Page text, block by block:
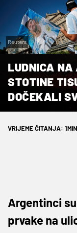
Reuters
LUDNICA NA
STOTINE
DOČEKALI
VRIJEME ČITANJA:
Argentinci
prvake na